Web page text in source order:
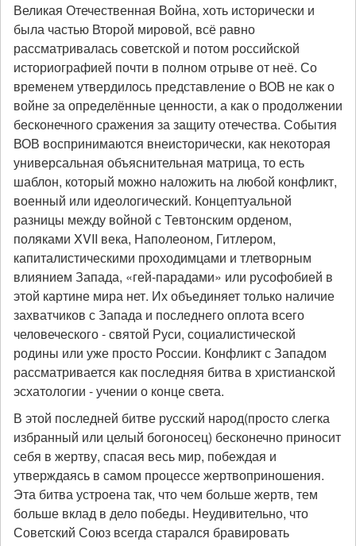
Великая Отечественная Война, хоть исторически и
была частью Второй мировой, всё равно
рассматривалась советской и потом российской
историографией почти в полном отрыве от неё. Со
временем утвердилось представление о ВОВ не как о
войне за определённые ценности, а как о продолжении
бесконечного сражения за защиту отечества. События
ВОВ воспринимаются внеисторически, как некоторая
универсальная объяснительная матрица, то есть
шаблон, который можно наложить на любой конфликт,
военный или идеологический. Концептуальной
разницы между войной с Тевтонским орденом,
поляками XVII века, Наполеоном, Гитлером,
капиталистическими проходимцами и тлетворным
влиянием Запада, «гей-парадами» или русофобией в
этой картине мира нет. Их объединяет только наличие
захватчиков с Запада и последнего оплота всего
человеческого - святой Руси, социалистической
родины или уже просто России. Конфликт с Западом
рассматривается как последняя битва в христианской
эсхатологии - учении о конце света.
В этой последней битве русский народ(просто слегка
избранный или целый богоносец) бесконечно приносит
себя в жертву, спасая весь мир, побеждая и
утверждаясь в самом процессе жертвоприношения.
Эта битва устроена так, что чем больше жертв, тем
больше вклад в дело победы. Неудивительно, что
Советский Союз всегда старался бравировать